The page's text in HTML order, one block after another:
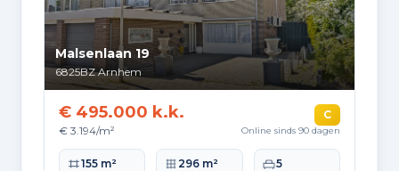
Malsenlaan 19
6825BZ Arnhem
€ 495.000 k.k.
€ 3.194/m²
C
Online sinds 90 dagen
Woonoppervlakte
155 m² Perceeloppervlakte
296 m² Slaapkamers
5